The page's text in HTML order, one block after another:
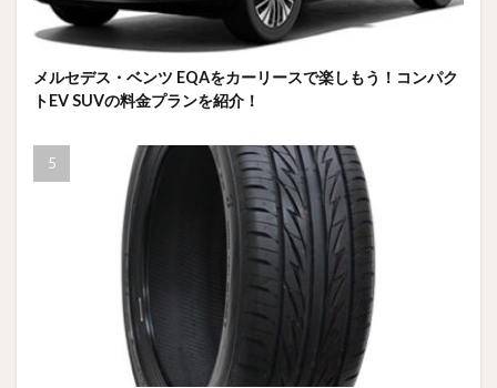
メルセデス・ベンツ EQAをカーリースで楽しもう！コンパク
トEV SUVの料金プランを紹介！